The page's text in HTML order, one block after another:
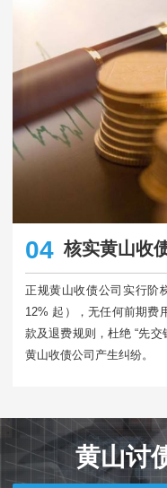
04 核实黄山收
正规黄山收债公司实行阶
12% 起），无任何前期费
款及退费规则，杜绝 “先交
黄山收债公司产生纠纷。​
黄山讨